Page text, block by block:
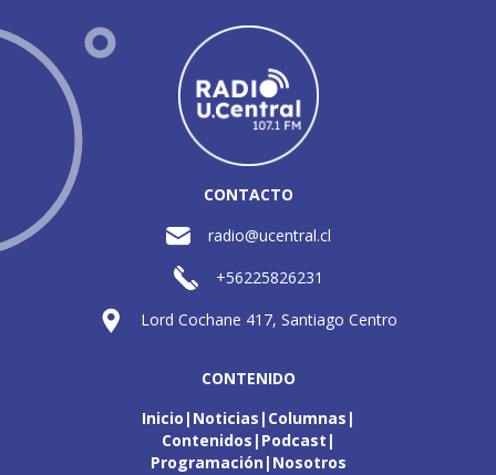
CONTACTO
radio@ucentral.cl
+56225826231
Lord Cochane 417, Santiago Centro
CONTENIDO
Inicio Noticias Columnas
Contenidos Podcast
Programación Nosotros